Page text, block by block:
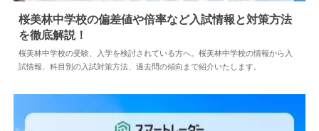
中学情報 2024.04.02
桜美林中学校の偏差値や倍率など入試情報と対策方法
を徹底解説！
桜美林中学校の受験、入学を検討されている方へ。桜美林中学校の情報から入
試情報、科目別の入試対策方法、過去問の傾向まで紹介いたします。